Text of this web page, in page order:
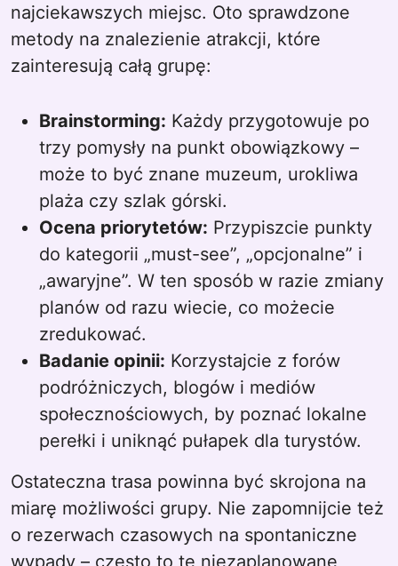
najciekawszych miejsc. Oto sprawdzone
metody na znalezienie atrakcji, które
zainteresują całą grupę:
Brainstorming: Każdy przygotowuje po
trzy pomysły na punkt obowiązkowy –
może to być znane muzeum, urokliwa
plaża czy szlak górski.
Ocena priorytetów: Przypiszcie punkty
do kategorii „must-see”, „opcjonalne” i
„awaryjne”. W ten sposób w razie zmiany
planów od razu wiecie, co możecie
zredukować.
Badanie opinii: Korzystajcie z forów
podróżniczych, blogów i mediów
społecznościowych, by poznać lokalne
perełki i uniknąć pułapek dla turystów.
Ostateczna trasa powinna być skrojona na
miarę możliwości grupy. Nie zapomnijcie też
o rezerwach czasowych na spontaniczne
wypady – często to te niezaplanowane